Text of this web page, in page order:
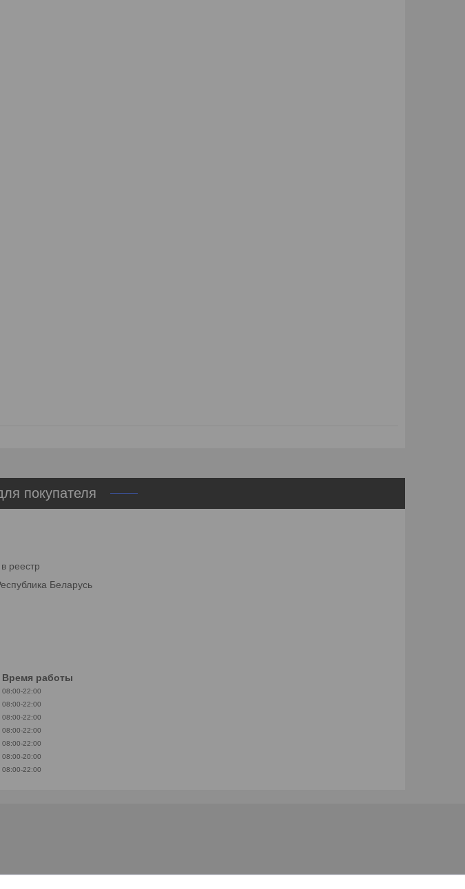
покупателя
реестр
Беларусь
Время работы
08:00-22:00
08:00-22:00
08:00-22:00
08:00-22:00
08:00-22:00
08:00-20:00
08:00-22:00